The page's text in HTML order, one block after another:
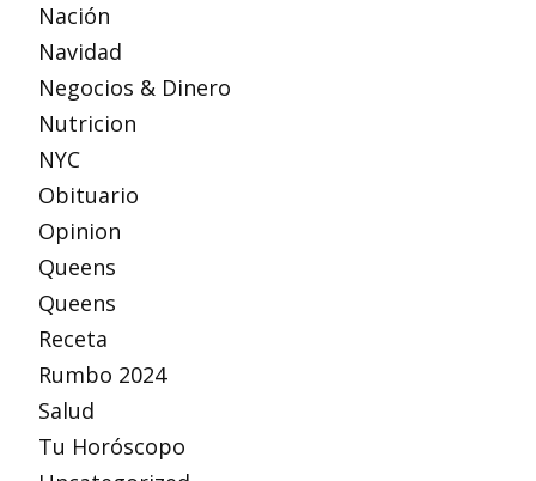
Nación
Navidad
Negocios & Dinero
Nutricion
NYC
Obituario
Opinion
Queens
Queens
Receta
Rumbo 2024
Salud
Tu Horóscopo